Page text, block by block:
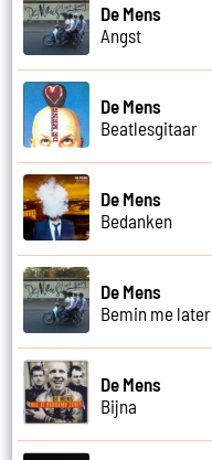
De Mens
Angst
De Mens
Beatlesgitaar
De Mens
Bedanken
De Mens
Bemin me later
De Mens
Bijna